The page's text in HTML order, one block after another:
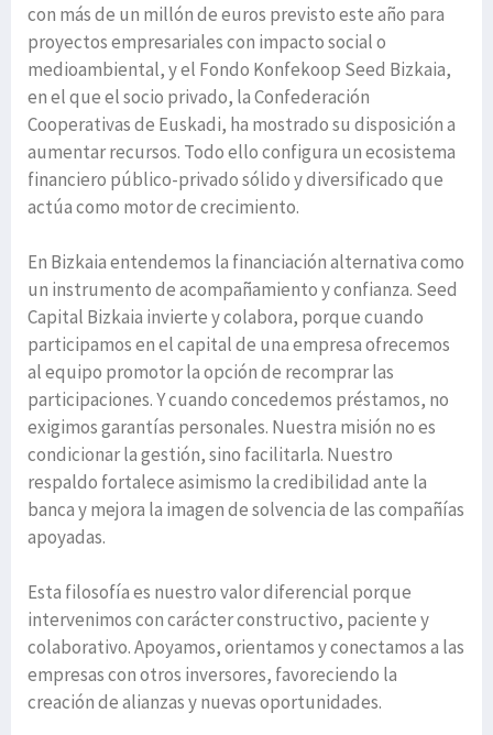
con más de un millón de euros previsto este año para
proyectos empresariales con impacto social o
medioambiental, y el Fondo Konfekoop Seed Bizkaia,
en el que el socio privado, la Confederación
Cooperativas de Euskadi, ha mostrado su disposición a
aumentar recursos. Todo ello configura un ecosistema
financiero público-privado sólido y diversificado que
actúa como motor de crecimiento.
En Bizkaia entendemos la financiación alternativa como
un instrumento de acompañamiento y confianza. Seed
Capital Bizkaia invierte y colabora, porque cuando
participamos en el capital de una empresa ofrecemos
al equipo promotor la opción de recomprar las
participaciones. Y cuando concedemos préstamos, no
exigimos garantías personales. Nuestra misión no es
condicionar la gestión, sino facilitarla. Nuestro
respaldo fortalece asimismo la credibilidad ante la
banca y mejora la imagen de solvencia de las compañías
apoyadas.
Esta filosofía es nuestro valor diferencial porque
intervenimos con carácter constructivo, paciente y
colaborativo. Apoyamos, orientamos y conectamos a las
empresas con otros inversores, favoreciendo la
creación de alianzas y nuevas oportunidades.